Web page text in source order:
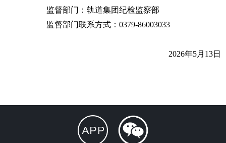
监督部门：轨道集团纪检监察部
监督部门联系方式：0379-86003033
2026年5月13日